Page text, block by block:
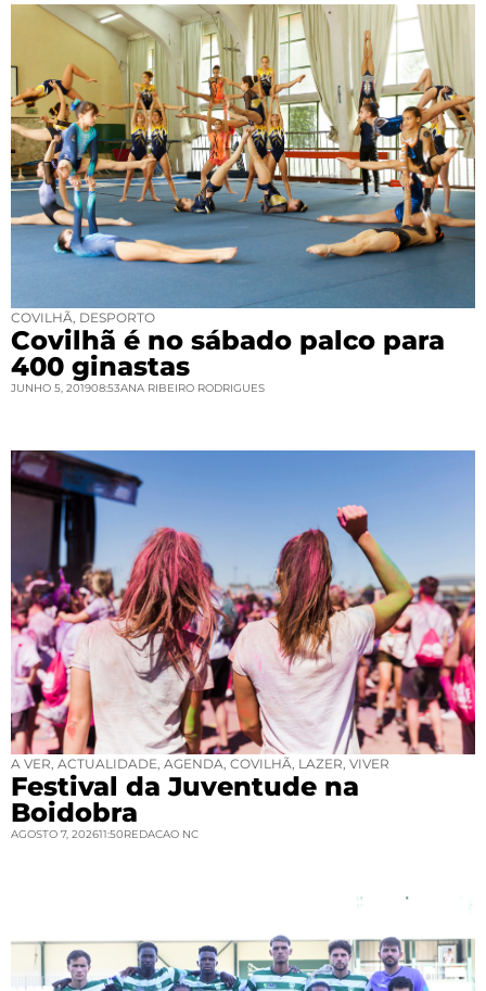
COVILHÃ DESPORTO
Covilhã é no sábado palco para
400 ginastas
JUNHO 5, 201908:53ANA RIBEIRO RODRIGUES
A VER ACTUALIDADE AGENDA COVILHÃ LAZER VIVER
Festival da Juventude na
Boidobra
AGOSTO 7, 202611:50REDACAO NC